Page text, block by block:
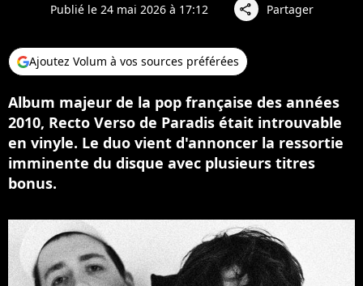
Publié le 24 mai 2026 à 17:12 share Partager
Ajoutez Volum à vos sources préférées
Album majeur de la pop française des années
2010, Recto Verso de Paradis était introuvable
en vinyle. Le duo vient d'annoncer la ressortie
imminente du disque avec plusieurs titres
bonus.